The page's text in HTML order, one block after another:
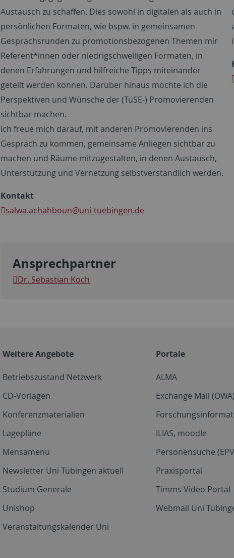
Austausch zu schaffen. Dies sowohl in digitalen als auch in
persönlichen Formaten, wie bspw. in gemeinsamen
Gesprächsrunden zu promotionsbezogenen Themen mir
Referent*innen oder niedrigschwelligen Formaten, in
denen Erfahrungen und hilfreiche Tipps miteinander
geteilt werden können. Darüber hinaus möchte ich die
Perspektiven und Wünsche der (TüSE-) Promovierenden
sichtbar machen.
Ich freue mich darauf, mit anderen Promovierenden ins
Gespräch zu kommen, gemeinsame Anliegen sichtbar zu
machen und Räume mitzugestalten, in denen Austausch,
Unterstützung und Vernetzung selbstverständlich werden.
Kontakt
salwa.achahboun@uni-tuebingen.de
Ansprechpartner
Dr. Sebastian Koch
Weitere Angebote
Betriebszustand Netzwerk
CD-Vorlagen
Konferenzmaterialien
Lagepläne
Mensamenü
Newsletter Uni Tübingen aktuell
Studium Generale
Unishop
Veranstaltungskalender Uni
Portale
ALMA
Exchange Mail (OWA)
ILIAS, moodle
Personensuche
Praxisportal
Timms Video Portal
Webmail Uni